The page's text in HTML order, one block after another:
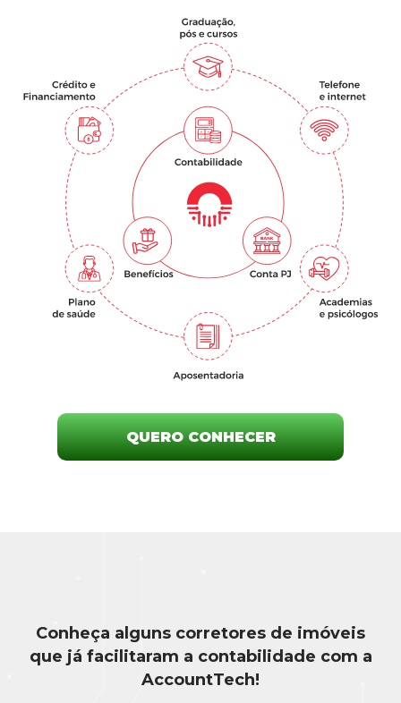
QUERO CONHECER
Conheça alguns corretores de imóveis
que já facilitaram a contabilidade com a
AccountTech!